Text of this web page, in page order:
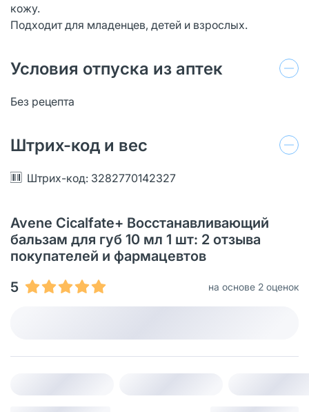
кожу.
Подходит для младенцев, детей и взрослых.
Условия отпуска из аптек
Без рецепта
Штрих-код и вес
Штрих-код: 3282770142327
Avene Cicalfate+ Восстанавливающий
бальзам для губ 10 мл 1 шт: 2 отзыва
покупателей и фармацевтов
5
на основе 2 оценок